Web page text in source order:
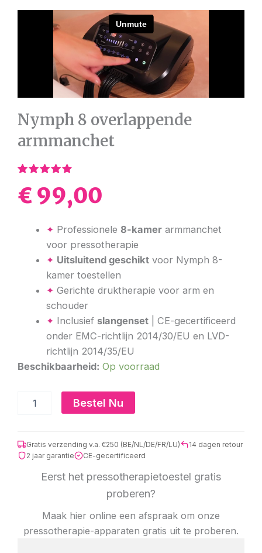
Nymph 8 overlappende
armmanchet
4.60op 5
gebaseerd
€ 99,00
✦ Professionele8-kamer armmanchet
voor pressotherapie
✦ Uitsluitend geschikt voor Nymph 8-
kamer toestellen
✦ Gerichte druktherapie voor arm en
schouder
✦ Inclusief slangenset | CE-gecertificeerd
onder EMC-richtlijn 2014/30/EU en LVD-
richtlijn 2014/35/EU
Beschikbaarheid: Op voorraad
Nymph
armmanchet
Bestel Nu
Gratis verzending v.a. €250 (BE/NL/DE/FR/LU)
14 dagen retour
2 jaar garantie
CE-gecertificeerd
Eerst het pressotherapietoestel gratis
proberen?
Maak hier online een afspraak om onze
pressotherapie-apparaten gratis uit te proberen.